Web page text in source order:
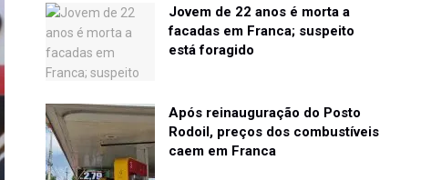
Jovem de 22 anos é morta a
facadas em Franca; suspeito
está foragido
Após reinauguração do Posto
Rodoil, preços dos combustíveis
caem em Franca